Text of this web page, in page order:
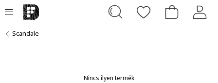
Scandale
Nincs ilyen termék